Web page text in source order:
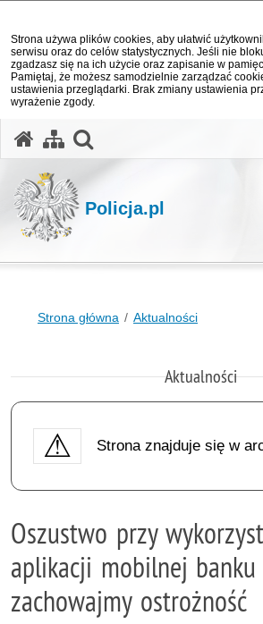
Strona używa plików cookies, aby ułatwić
serwisu oraz do celów statystycznych. Jeśli nie
zgadzasz się na ich użycie oraz zapisanie w
Pamiętaj, że możesz samodzielnie zarządzać
ustawienia przeglądarki. Brak zmiany ustawienia
wyrażenie zgody.
Policja.pl
Strona główna Aktualności
Aktualności
Strona znajduje się w
Oszustwo przy
aplikacji mobilnej
zachowajmy ostrożność